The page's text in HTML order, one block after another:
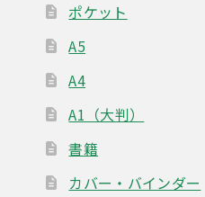
ポケット
A5
A4
A1（大判）
書籍
カバー・バインダー